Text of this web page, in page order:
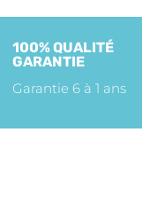
100% QUALITÉ
GARANTIE
Garantie 6 à 1 ans